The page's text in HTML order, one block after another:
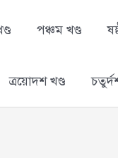
পঞ্চম খণ্ড
ত্রয়োদশ খণ্ড